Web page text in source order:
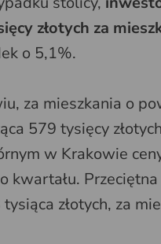
złotych za
o 5,1%.
za mieszkania o
579 tysięcy
w Krakowie
kwartału.
złotych, za